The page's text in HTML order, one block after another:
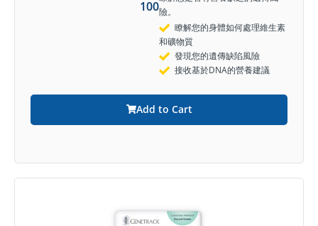
100險。
瞭解您的身體如何處理維生素
和礦物質
發現您的遺傳缺陷風險
接收基於DNA的營養建議
Add to Cart